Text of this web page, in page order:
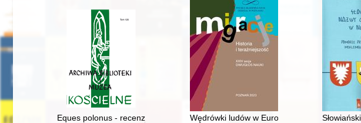
Eques polonus - recenzja] Wędrówki ludów w Europie w czasach